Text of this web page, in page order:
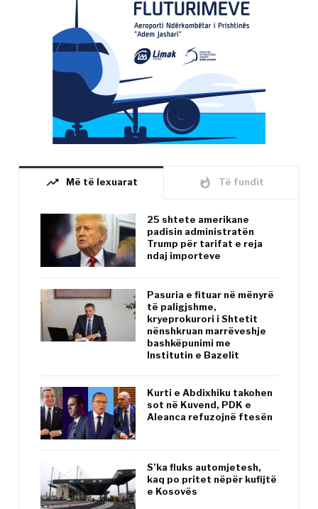
trending_up Më të lexuarat whatshot Të fundit
25 shtete amerikane
padisin administratën
Trump për tarifat e reja
ndaj importeve
Pasuria e fituar në mënyrë
të paligjshme,
kryeprokurori i Shtetit
nënshkruan marrëveshje
bashkëpunimi me
Institutin e Bazelit
Kurti e Abdixhiku takohen
sot në Kuvend, PDK e
Aleanca refuzojnë ftesën
S’ka fluks automjetesh,
kaq po pritet nëpër kufijtë
e Kosovës